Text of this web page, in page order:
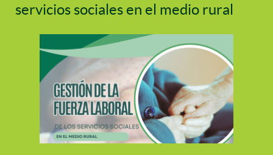
servicios sociales en el medio rural